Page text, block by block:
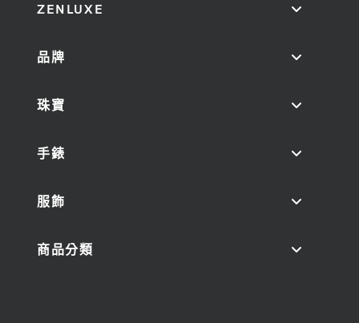
ZENLUXE
品牌
珠寶
手錶
服飾
商品分類